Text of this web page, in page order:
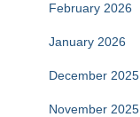
February 2026
January 2026
December 2025
November 2025